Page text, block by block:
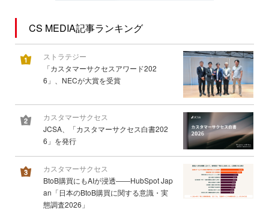
CS MEDIA記事ランキング
ストラテジー
「カスタマーサクセスアワード202
6」、NECが大賞を受賞
カスタマーサクセス
JCSA、「カスタマーサクセス白書202
6」を発行
カスタマーサクセス
BtoB購買にもAIが浸透――HubSpot Jap
an「日本のBtoB購買に関する意識・実
態調査2026」